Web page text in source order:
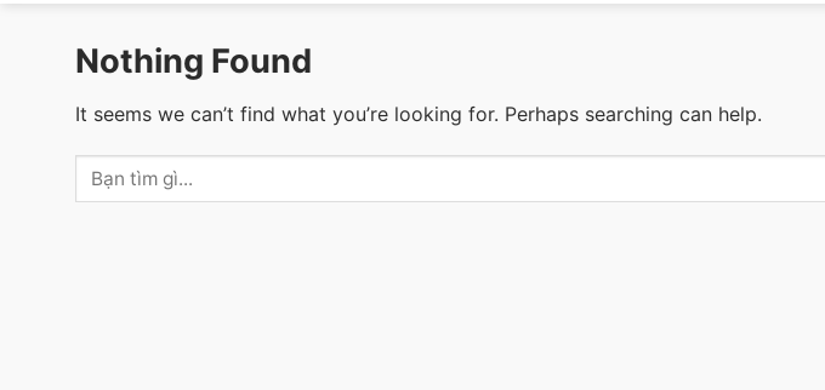
Nothing Found
It seems we can’t find what you’re looking for. Perhaps searching can help.